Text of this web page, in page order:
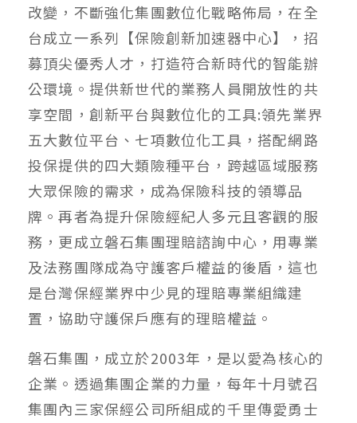
改變，不斷強化集團數位化戰略佈局，在全
台成立一系列【保險創新加速器中心】，招
募頂尖優秀人才，打造符合新時代的智能辦
公環境。提供新世代的業務人員開放性的共
享空間，創新平台與數位化的工具:領先業界
五大數位平台、七項數位化工具，搭配網路
投保提供的四大類險種平台，跨越區域服務
大眾保險的需求，成為保險科技的領導品
牌。再者為提升保險經紀人多元且客觀的服
務，更成立磐石集團理賠諮詢中心，用專業
及法務團隊成為守護客戶權益的後盾，這也
是台灣保經業界中少見的理賠專業組織建
置，協助守護保戶應有的理賠權益。
磐石集團，成立於2003年，是以愛為核心的
企業。透過集團企業的力量，每年十月號召
集團內三家保經公司所組成的千里傳愛勇士